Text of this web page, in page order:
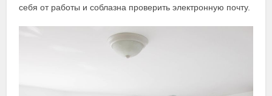
себя от работы и соблазна проверить электронную почту.